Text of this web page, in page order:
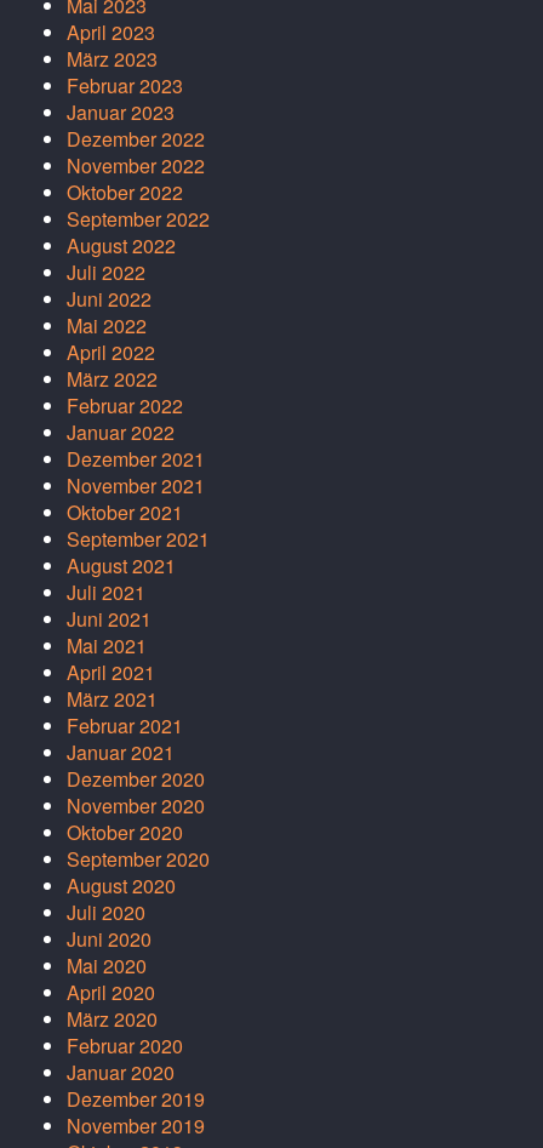
April 2023
März 2023
Februar 2023
Januar 2023
Dezember 2022
November 2022
Oktober 2022
September 2022
August 2022
Juli 2022
Juni 2022
Mai 2022
April 2022
März 2022
Februar 2022
Januar 2022
Dezember 2021
November 2021
Oktober 2021
September 2021
August 2021
Juli 2021
Juni 2021
Mai 2021
April 2021
März 2021
Februar 2021
Januar 2021
Dezember 2020
November 2020
Oktober 2020
September 2020
August 2020
Juli 2020
Juni 2020
Mai 2020
April 2020
März 2020
Februar 2020
Januar 2020
Dezember 2019
November 2019